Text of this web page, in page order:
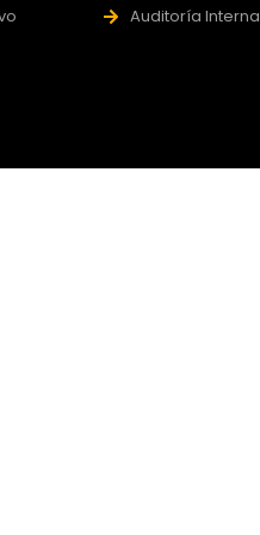
Auditoría Interna